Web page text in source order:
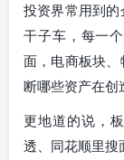
投资界常用到
干子车，每一
面，电商板块
断哪些资产在创
更地道的说，
透、同花顺里搜